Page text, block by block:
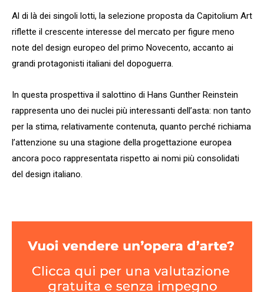
Al di là dei singoli lotti, la selezione proposta da Capitolium Art
riflette il crescente interesse del mercato per figure meno
note del design europeo del primo Novecento, accanto ai
grandi protagonisti italiani del dopoguerra.
In questa prospettiva il salottino di Hans Gunther Reinstein
rappresenta uno dei nuclei più interessanti dell’asta: non tanto
per la stima, relativamente contenuta, quanto perché richiama
l’attenzione su una stagione della progettazione europea
ancora poco rappresentata rispetto ai nomi più consolidati
del design italiano.